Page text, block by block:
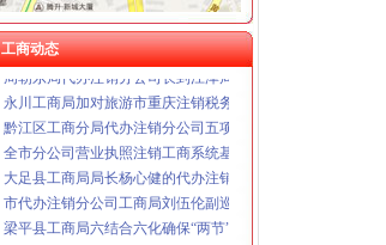
工商动态
全市重庆注销分公司工商系统推出广告等级长效监管措施
沙坪坝局“五加”重庆分公司注销措施化网吧管理
周朝东局代办注销分公司长到江津局调研工作
永川工商局加对旅游市重庆注销税务场秩序监管
黔江区工商分局代办注销分公司五项措施协力解决农民工问题
全市分公司营业执照注销工商系统基层建设和人才工作取得
大足县工商局局长杨心健的代办注销分公司调研文章入选《
市代办注销分公司工商局刘伍伦副巡视员到石柱县工商局水
梁平县工商局六结合六化确保“两节”重庆注销税务期间食品安
郭翔副局长、重庆分公司注销高印平副巡视员率领直属局组